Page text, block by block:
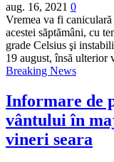
aug. 16, 2021 0
Vremea va fi
acestei săptămâni, cu
grade Celsius şi
19 august, însă
Breaking News
Informare de
vântului în
vineri seara